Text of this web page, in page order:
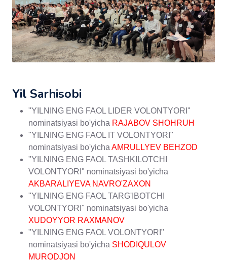
Yil Sarhisobi
"YILNING ENG FAOL LIDER VOLONTYORI"
nominatsiyasi bo'yicha RAJABOV SHOHRUH
"YILNING ENG FAOL IT VOLONTYORI"
nominatsiyasi bo'yicha AMRULLYEV BEHZOD
"YILNING ENG FAOL TASHKILOTCHI
VOLONTYORI" nominatsiyasi bo'yicha
AKBARALIYEVA NAVRO'ZAXON
"YILNING ENG FAOL TARG'IBOTCHI
VOLONTYORI" nominatsiyasi bo'yicha
XUDOYYOR RAXMANOV
"YILNING ENG FAOL VOLONTYORI"
nominatsiyasi bo'yicha SHODIQULOV
MURODJON